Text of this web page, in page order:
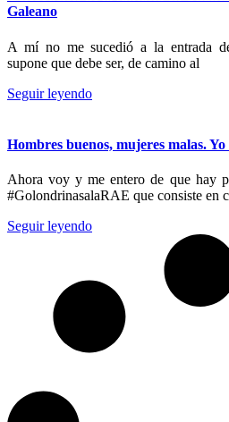
Galeano
A mí no me sucedió a la entrada
supone que debe ser, de camino al
Seguir leyendo
Hombres buenos, mujeres malas.
Ahora voy y me entero de que hay
#GolondrinasalaRAE que consiste en
Seguir leyendo